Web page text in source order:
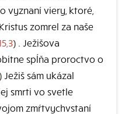
vyznaní viery, ktoré,
zomrel za naše
) . Ježišova
spĺňa proroctvo o
Ježiš sám ukázal
smrti vo svetle
zmŕtvychvstaní